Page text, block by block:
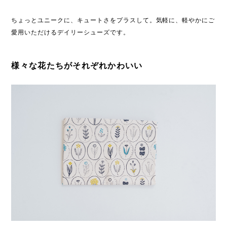
ちょっとユニークに、キュートさをプラスして。気軽に、軽やかにご
愛用いただけるデイリーシューズです。
様々な花たちがそれぞれかわいい